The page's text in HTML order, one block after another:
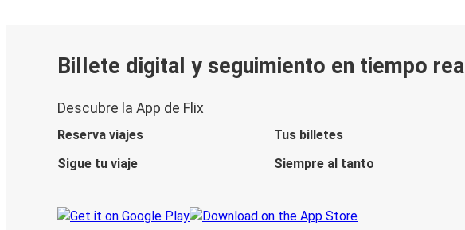
Billete digital y seguimiento en tiempo real
Descubre la App de Flix
Reserva viajes
Tus billetes
Sigue tu viaje
Siempre al tanto